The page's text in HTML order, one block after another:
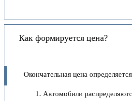
Как формируется цена?
Окончательная цена
Автомобили